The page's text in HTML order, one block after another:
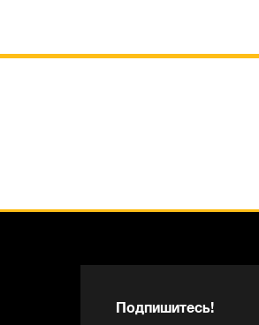
Подпишитесь!